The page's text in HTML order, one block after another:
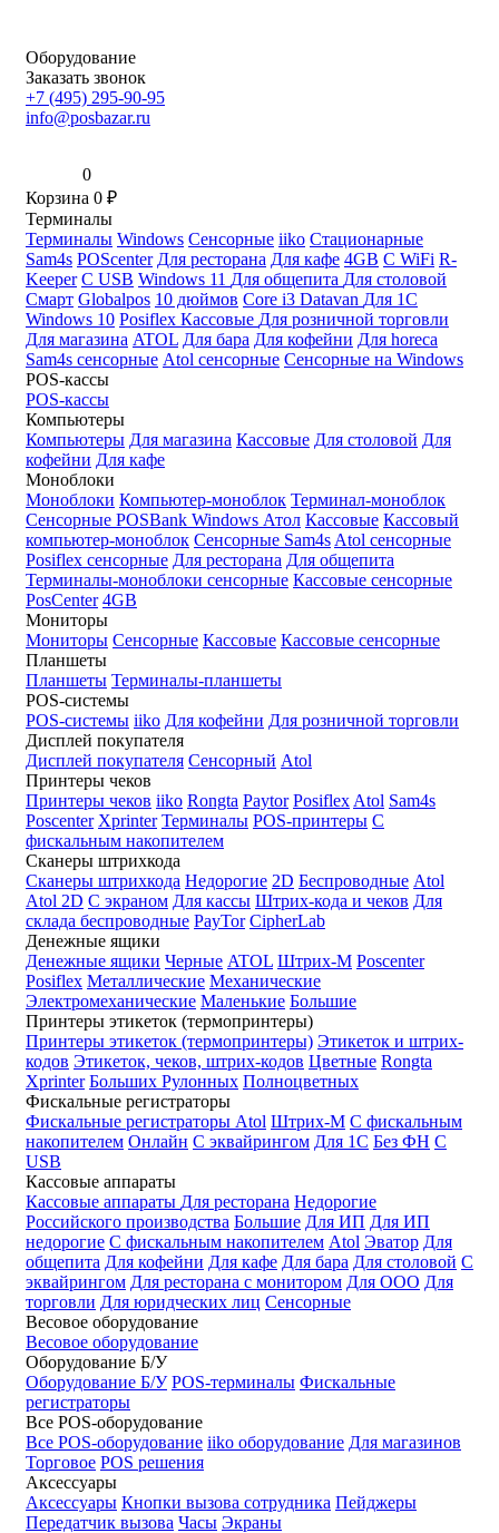
Оборудование
Заказать звонок
+7 (495) 295-90-95
info@posbazar.ru
0
Корзина 0 ₽
Терминалы
Терминалы Windows Сенсорные iiko Стационарные
Sam4s POScenter Для ресторана Для кафе 4GB С WiFi R-
Keeper С USB Windows 11 Для общепита Для столовой
Смарт Globalpos 10 дюймов Core i3 Datavan Для 1С
Windows 10 Posiflex Кассовые Для розничной торговли
Для магазина ATOL Для бара Для кофейни Для horeca
Sam4s сенсорные Atol сенсорные Сенсорные на Windows
POS-кассы
POS-кассы
Компьютеры
Компьютеры Для магазина Кассовые Для столовой Для
кофейни Для кафе
Моноблоки
Моноблоки Компьютер-моноблок Терминал-моноблок
Сенсорные POSBank Windows Атол Кассовые Кассовый
компьютер-моноблок Сенсорные Sam4s Atol сенсорные
Posiflex сенсорные Для ресторана Для общепита
Терминалы-моноблоки сенсорные Кассовые сенсорные
PosCenter 4GB
Мониторы
Мониторы Сенсорные Кассовые Кассовые сенсорные
Планшеты
Планшеты Терминалы-планшеты
POS-системы
POS-системы iiko Для кофейни Для розничной торговли
Дисплей покупателя
Дисплей покупателя Сенсорный Atol
Принтеры чеков
Принтеры чеков iiko Rongta Paytor Posiflex Atol Sam4s
Poscenter Xprinter Терминалы POS-принтеры С
фискальным накопителем
Сканеры штрихкода
Сканеры штрихкода Недорогие 2D Беспроводные Atol
Atol 2D С экраном Для кассы Штрих-кода и чеков Для
склада беспроводные PayTor CipherLab
Денежные ящики
Денежные ящики Черные ATOL Штрих-М Poscenter
Posiflex Металлические Механические
Электромеханические Маленькие Большие
Принтеры этикеток (термопринтеры)
Принтеры этикеток (термопринтеры) Этикеток и штрих-
кодов Этикеток, чеков, штрих-кодов Цветные Rongta
Xprinter Больших Рулонных Полноцветных
Фискальные регистраторы
Фискальные регистраторы Atol Штрих-М С фискальным
накопителем Онлайн С эквайрингом Для 1С Без ФН С
USB
Кассовые аппараты
Кассовые аппараты Для ресторана Недорогие
Российского производства Большие Для ИП Для ИП
недорогие С фискальным накопителем Atol Эватор Для
общепита Для кофейни Для кафе Для бара Для столовой С
эквайрингом Для ресторана с монитором Для ООО Для
торговли Для юридческих лиц Сенсорные
Весовое оборудование
Весовое оборудование
Оборудование Б/У
Оборудование Б/У POS-терминалы Фискальные
регистраторы
Все POS-оборудование
Все POS-оборудование iiko оборудование Для магазинов
Торговое POS решения
Аксессуары
Аксессуары Кнопки вызова сотрудника Пейджеры
Передатчик вызова Часы Экраны